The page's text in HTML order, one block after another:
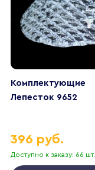
Комплектующие
Лепесток 9652
Доступно к заказу: 66 шт.
396 руб.